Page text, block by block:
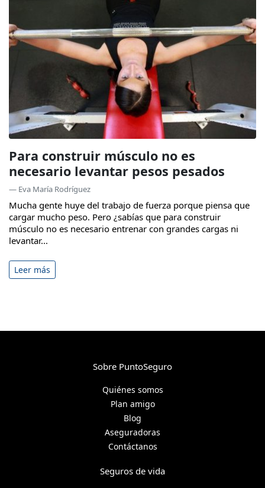
Para construir músculo no es
necesario levantar pesos pesados
— Eva María Rodríguez
Mucha gente huye del trabajo de fuerza porque piensa que
cargar mucho peso. Pero ¿sabías que para construir
músculo no es necesario entrenar con grandes cargas ni
levantar...
Leer más
Sobre PuntoSeguro
Quiénes somos
Plan amigo
Blog
Aseguradoras
Contáctanos
Seguros de vida